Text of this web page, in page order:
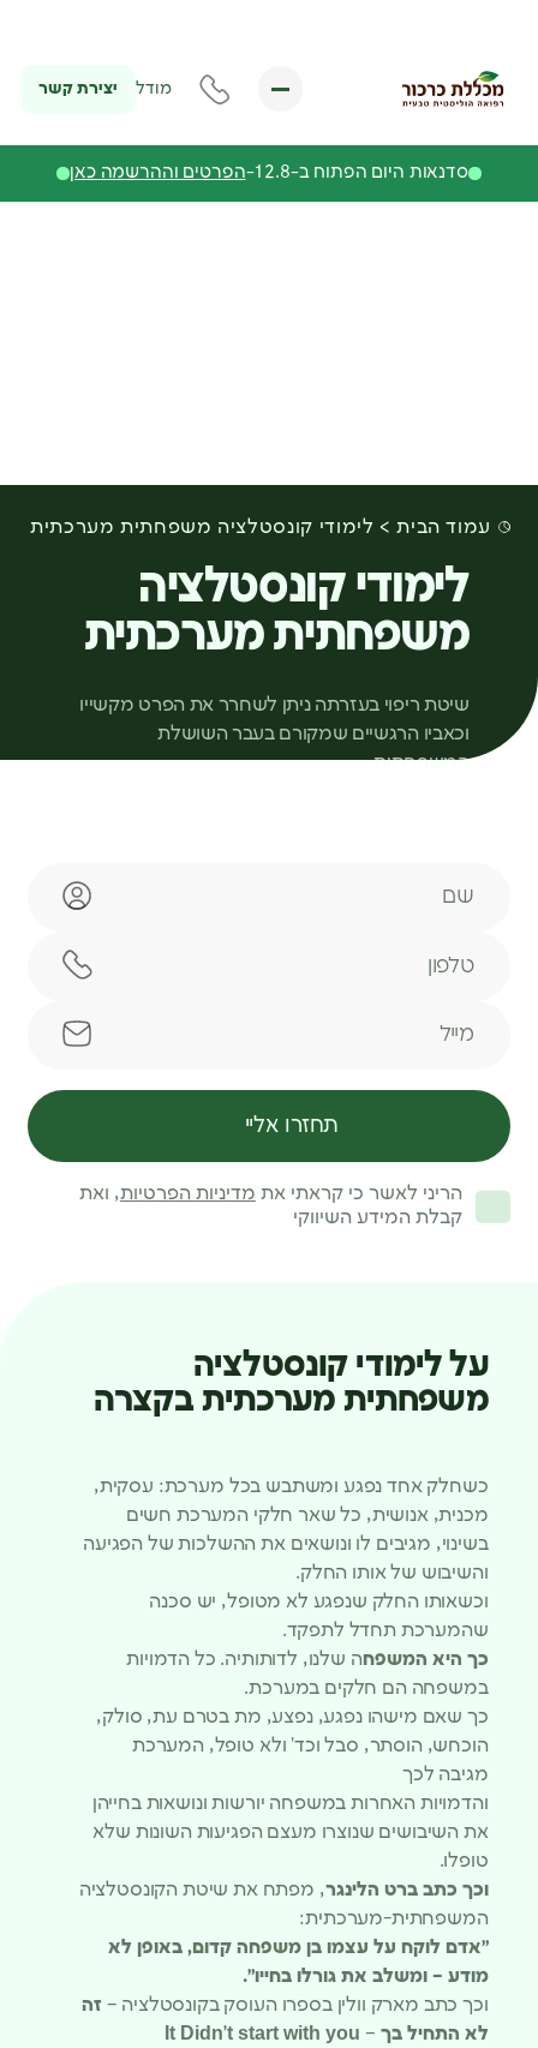
מודל יצירת קשר
סדנאות היום הפתוח ב-12.8- הפרטים וההרשמה כאן
עמוד הבית לימודי קונסטלציה משפחתית מערכתית
לימודי קונסטלציה
משפחתית מערכתית
שיטת ריפוי בעזרתה ניתן לשחרר את הפרט מקשייו
וכאביו הרגשיים שמקורם בעבר השושלת
המשפחתית.
תחזרו אליי
הריני לאשר כי קראתי את מדיניות הפרטיות, ואת
קבלת המידע השיווקי
על לימודי קונסטלציה
משפחתית מערכתית בקצרה
כשחלק אחד נפגע ומשתבש בכל מערכת: עסקית,
מכנית, אנושית, כל שאר חלקי המערכת חשים
בשינוי, מגיבים לו ונושאים את ההשלכות של הפגיעה
והשיבוש של אותו החלק.
וכשאותו החלק שנפגע לא מטופל, יש סכנה
שהמערכת תחדל לתפקד.
כך היא המשפחה שלנו, לדותותיה. כל הדמויות
במשפחה הם חלקים במערכת.
כך שאם מישהו נפגע, נפצע, מת בטרם עת, סולק,
הוכחש, הוסתר, סבל וכד’ ולא טופל, המערכת
מגיבה לכך
והדמויות האחרות במשפחה יורשות ונושאות בחייהן
את השיבושים שנוצרו מעצם הפגיעות השונות שלא
טופלו.
וכך כתב ברט הלינגר, מפתח את שיטת הקונסטלציה
המשפחתית-מערכתית:
״אדם לוקח על עצמו בן משפחה קדום, באופן לא
מודע – ומשלב את גורלו בחייו״.
וכך כתב מארק וולין בספרו העוסק בקונסטלציה – זה
לא התחיל בך –